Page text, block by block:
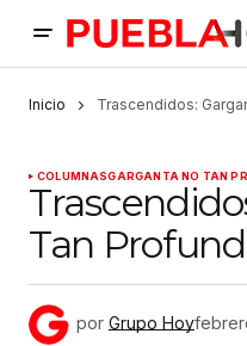
Inicio Trascendidos:
COLUMNASGARGANTA NO TAN
Tan
por Grupo Hoy